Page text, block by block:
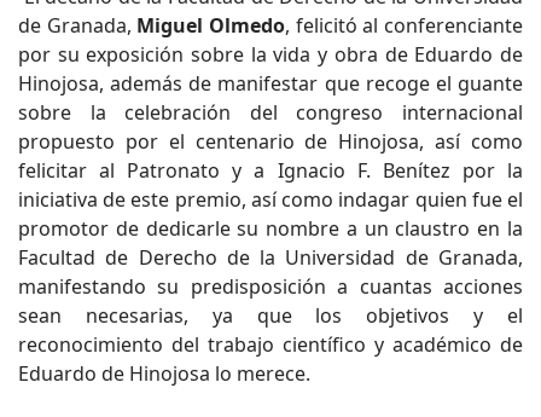
de Granada, Miguel Olmedo, felicitó al conferenciante
por su exposición sobre la vida y obra de Eduardo de
Hinojosa, además de manifestar que recoge el guante
sobre la celebración del congreso internacional
propuesto por el centenario de Hinojosa, así como
felicitar al Patronato y a Ignacio F. Benítez por la
iniciativa de este premio, así como indagar quien fue el
promotor de dedicarle su nombre a un claustro en la
Facultad de Derecho de la Universidad de Granada,
manifestando su predisposición a cuantas acciones
sean necesarias, ya que los objetivos y el
reconocimiento del trabajo científico y académico de
Eduardo de Hinojosa lo merece.